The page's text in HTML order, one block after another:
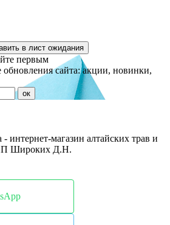
в лист ожидания
первым
сайта: акции, новинки,
ок
интернет-магазин алтайских трав и
ИП Широких Д.Н.